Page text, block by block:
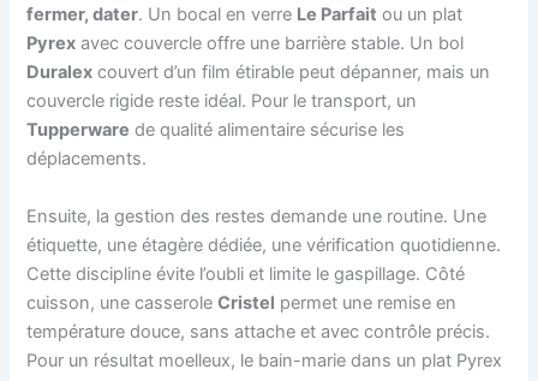
fermer, dater. Un bocal en verre Le Parfait ou un plat
Pyrex avec couvercle offre une barrière stable. Un bol
Duralex couvert d’un film étirable peut dépanner, mais un
couvercle rigide reste idéal. Pour le transport, un
Tupperware de qualité alimentaire sécurise les
déplacements.
Ensuite, la gestion des restes demande une routine. Une
étiquette, une étagère dédiée, une vérification quotidienne.
Cette discipline évite l’oubli et limite le gaspillage. Côté
cuisson, une casseroleCristel permet une remise en
température douce, sans attache et avec contrôle précis.
Pour un résultat moelleux, le bain-marie dans un plat Pyrex